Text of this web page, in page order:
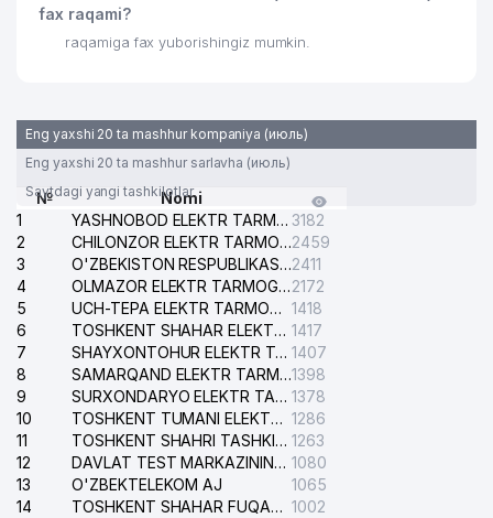
fax raqami?
raqamiga fax yuborishingiz mumkin.
Eng yaxshi 20 ta mashhur kompaniya (июль)
Eng yaxshi 20 ta mashhur sarlavha (июль)
Saytdagi yangi tashkilotlar
№
Nomi
1
YASHNOBOD ELEKTR TARMOG'I NOSOZLIKLARI XIZMATI 3182
2
CHILONZOR ELEKTR TARMOG'I NOSOZLIK XIZMATI2459
3
O'ZBEKISTON RESPUBLIKASI BOSH PROKURATURASI ISHONCH TELEFONI2411
4
OLMAZOR ELEKTR TARMOG'I NOSOZLIKLARI XIZMATI2172
5
UCH-TEPA ELEKTR TARMOG'I NOSOZLIKLARI XIZMATI 1418
6
TOSHKENT SHAHAR ELEKTR TARMOQLARI KORXONASI AJ 1417
7
SHAYXONTOHUR ELEKTR TARMOG'I NOSOZLIKLARINI TUZATISH XIZMATI 1407
8
SAMARQAND ELEKTR TARMOQLARI AJ1398
9
SURXONDARYO ELEKTR TARMOQLARI AJ 1378
10
TOSHKENT TUMANI ELEKTR TARMOG'I AVARIYA XIZMATI 1286
11
TOSHKENT SHAHRI TASHKILOT TELEFONLARI HAQIDA MA'LUMOT BYUROSI 1263
12
DAVLAT TEST MARKAZINING ISHONCH TELEFONLARI 1080
13
O'ZBEKTELEKOM AJ
1065
14
TOSHKENT SHAHAR FUQAROLIK ISHLARI BO'YICHA SUDI 1002